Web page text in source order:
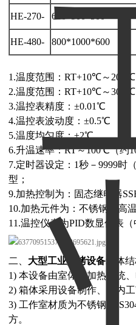
HE-270- 600*900*500
HE-480- 800*1000*600
1.温度范围：RT+10℃～
2.温度范围：RT+10℃～300℃
3.温控表精度：±0.01℃
4.温控表波动度：±0.5℃
5.温度均匀度：±2℃
6.升温速率：RT～100℃（约
7.定时器设定：1秒－9999时
型；
9.加热控制为：固态继电器
10.加热元件为：不锈钢耐高
11.温控仪表为PID数显仪表
二、 大型工业烘烤设备 箱体结
1) 本设备由室体、加热系统
2) 箱体采用设备制作、业内
3) 工作室材质为不锈钢
方。